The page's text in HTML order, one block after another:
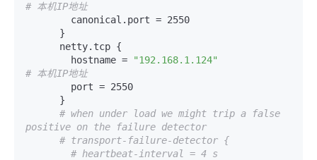
# 本机IP地址
        hostname =
"192.168.1.124"
# 本机IP地址
# when under load we might trip a false
positive on the failure detector
# transport-failure-detector {
# heartbeat-interval = 4 s